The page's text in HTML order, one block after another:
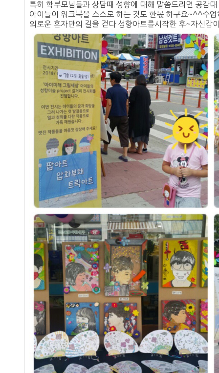
특히 학부모님들과 상담때 성향에 대해 말씀드리면 공감
아이들이 워크북을 스스로 하는 것도 한몫 하구요~^^수
외로운 혼자만의 길을 걷다 성향아트를시작한 후~자신감